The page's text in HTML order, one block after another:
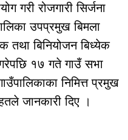
गरी रोजगारी सिर्जना
उपप्रमुख बिमला
तथा बिनियोजन बिध्येक
१७ गते गाउँ सभा
निमित्त प्रमुख
जानकारी दिए ।